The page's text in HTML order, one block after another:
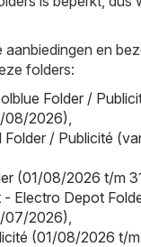
aanbiedingen en
folders:
Folder /
08/2026)
Folder / Publicité
(01/08/2026 t/m
- Electro Depot
07/2026)
(01/08/2026 t/